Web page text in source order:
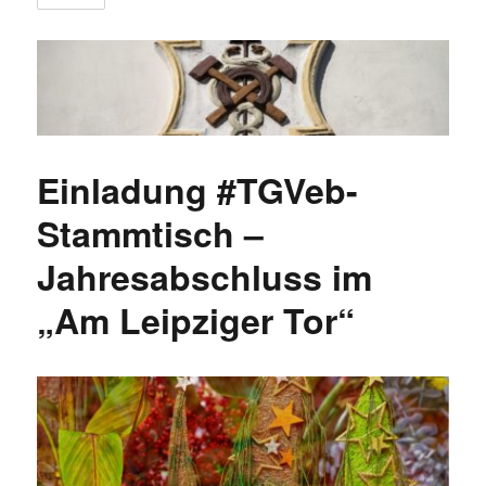
Einladung #TGVeb-
Stammtisch –
Jahresabschluss im
„Am Leipziger Tor“